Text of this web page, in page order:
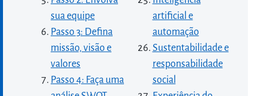
sua equipe
Passo 3: Defina
missão, visão e
valores
Passo 4: Faça uma
artificial e
automação
Sustentabilidade e
responsabilidade
social